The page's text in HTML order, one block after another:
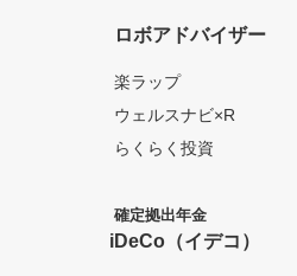
ロボアドバイザー
楽ラップ
ウェルスナビ×R
らくらく投資
確定拠出年金
iDeCo（イデコ）